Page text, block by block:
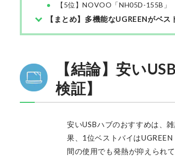
【5位】NOVOO「NH05D-155B」
【まとめ】多機能なUGREENがベス
【結論】安い
検証】
安いUSBハブのおすすめは、
果、1位ベストバイは
間の使用でも発熱が抑えられ